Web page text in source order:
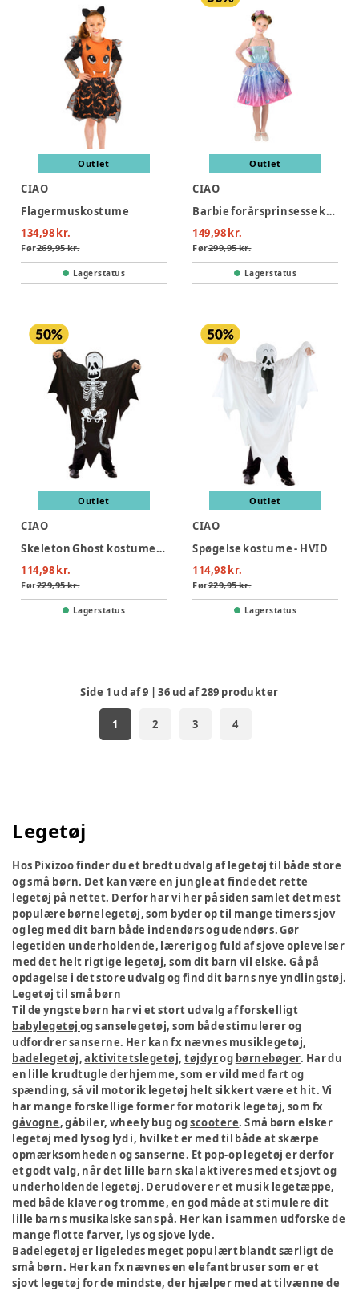
Outlet
CIAO
Flagermuskostume
134,98 kr.
Før269,95 kr.
Lagerstatus
Outlet
CIAO
Barbie forårsprinsesse kostume - MULTI
149,98 kr.
Før299,95 kr.
Lagerstatus
Outlet
CIAO
Skeleton Ghost kostume - SORT
114,98 kr.
Før229,95 kr.
Lagerstatus
Outlet
CIAO
Spøgelse kostume - HVID
114,98 kr.
Før229,95 kr.
Lagerstatus
Side 1 ud af9 |36 ud af289 produkter
1 2 3 4
Legetøj
Hos Pixizoo finder du et bredt udvalg af legetøj til både store
og små børn. Det kan være en jungle at finde det rette
legetøj på nettet. Derfor har vi her på siden samlet det mest
populære børnelegetøj, som byder op til mange timers sjov
og leg med dit barn både indendørs og udendørs. Gør
legetiden underholdende, lærerig og fuld af sjove oplevelser
med det helt rigtige legetøj, som dit barn vil elske. Gå på
opdagelse i det store udvalg og find dit barns nye yndlingstøj.
Legetøj til små børn
Til de yngste børn har vi et stort udvalg af forskelligt
babylegetøj og sanselegetøj, som både stimulerer og
udfordrer sanserne. Her kan fx nævnes musiklegetøj,
badelegetøj,aktivitetslegetøj,tøjdyrog børnebøger. Har du
en lille krudtugle derhjemme, som er vild med fart og
spænding, så vil motorik legetøj helt sikkert være et hit. Vi
har mange forskellige former for motorik legetøj, som fx
gåvogne, gåbiler, wheely bug ogscootere. Små børn elsker
legetøj med lys og lyd i, hvilket er med til både at skærpe
opmærksomheden og sanserne. Et pop-op legetøj er derfor
et godt valg, når det lille barn skal aktiveres med et sjovt og
underholdende legetøj. Derudover er et musik legetæppe,
med både klaver og tromme, en god måde at stimulere dit
lille barns musikalske sans på. Her kan i sammen udforske de
mange flotte farver, lys og sjove lyde.
Badelegetøj er ligeledes meget populært blandt særligt de
små børn. Her kan fx nævnes en elefantbruser som er et
sjovt legetøj for de mindste, der hjælper med at tilvænne de